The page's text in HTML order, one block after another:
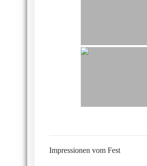
Impressionen vom Fest